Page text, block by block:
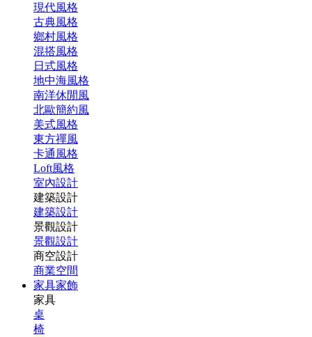
現代風格
古典風格
鄉村風格
混搭風格
日式風格
地中海風格
南洋休閒風
北歐簡約風
美式風格
東方禪風
卡通風格
Loft風格
室內設計
建築設計
建築設計
景觀設計
景觀設計
商空設計
商業空間
家具家飾
家具
桌
椅